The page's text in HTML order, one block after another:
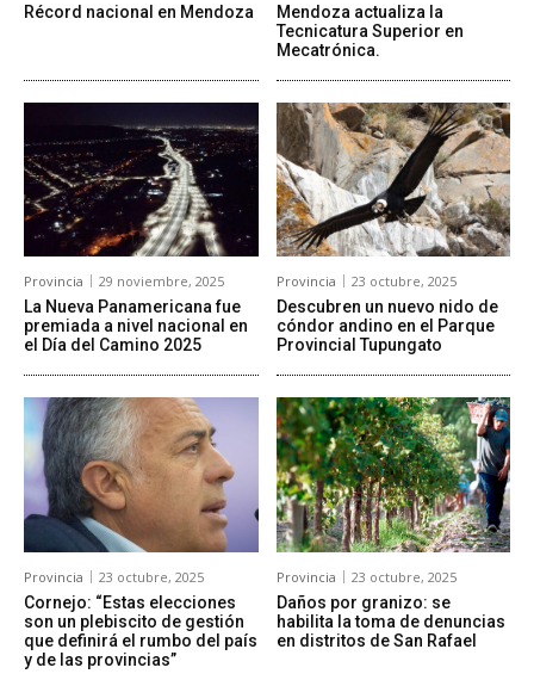
Récord nacional en Mendoza
Mendoza actualiza la
Tecnicatura Superior en
Mecatrónica.
Provincia 29 noviembre, 2025
La Nueva Panamericana fue
premiada a nivel nacional en
el Día del Camino 2025
Provincia 23 octubre, 2025
Descubren un nuevo nido de
cóndor andino en el Parque
Provincial Tupungato
Provincia 23 octubre, 2025
Cornejo: “Estas elecciones
son un plebiscito de gestión
que definirá el rumbo del país
y de las provincias”
Provincia 23 octubre, 2025
Daños por granizo: se
habilita la toma de denuncias
en distritos de San Rafael